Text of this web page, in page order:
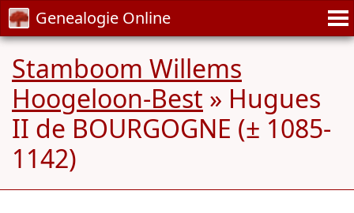
Genealogie Online
Stamboom Willems
Hoogeloon-Best » Hugues
II de BOURGOGNE (± 1085-
1142)